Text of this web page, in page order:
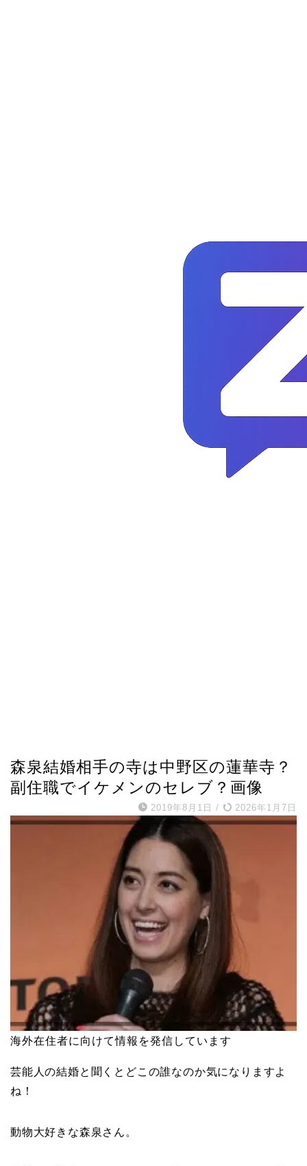
森泉結婚相手の寺は中野区の蓮華寺？
副住職でイケメンのセレブ？画像
2019年8月1日 / 2026年1月7日
海外在住者に向けて情報を発信しています
芸能人の結婚と聞くとどこの誰なのか気になりますよ
ね！
動物大好きな森泉さん。